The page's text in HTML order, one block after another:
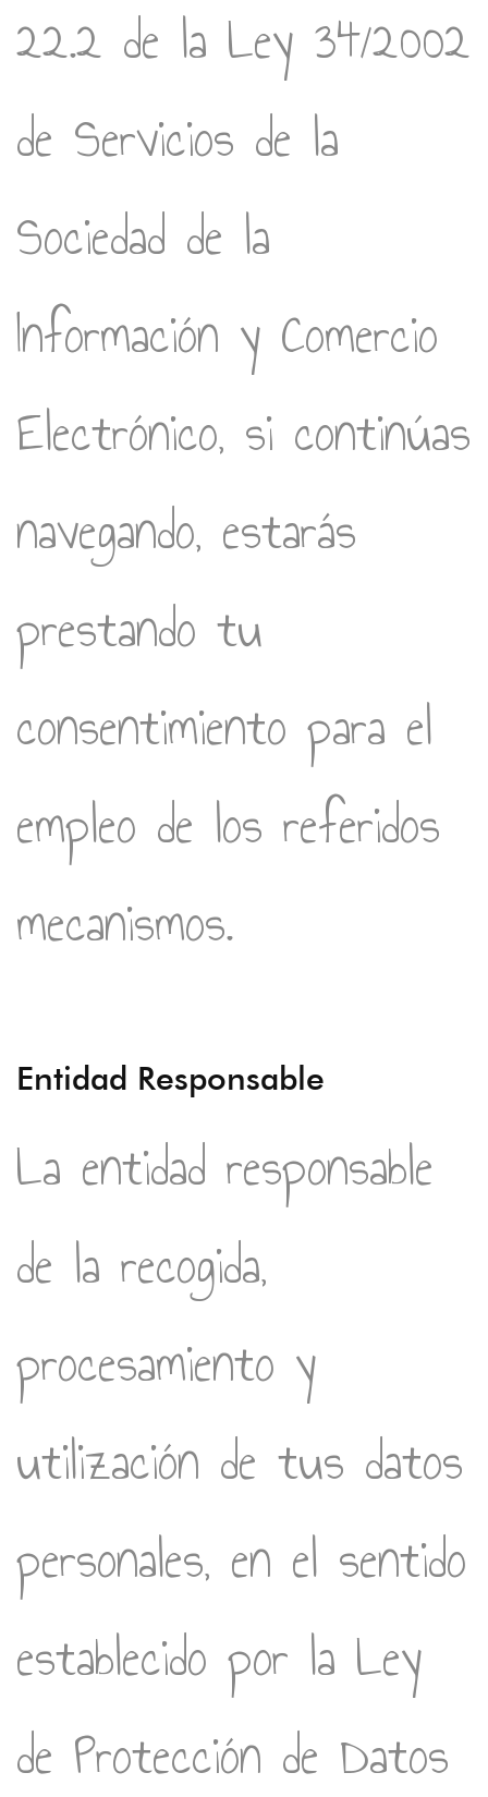
22.2 de la Ley 34/2002
de Servicios de la
Sociedad de la
Información y Comercio
Electrónico, si continúas
navegando, estarás
prestando tu
consentimiento para el
empleo de los referidos
mecanismos.
Entidad Responsable
La entidad responsable
de la recogida,
procesamiento y
utilización de tus datos
personales, en el sentido
establecido por la Ley
de Protección de Datos